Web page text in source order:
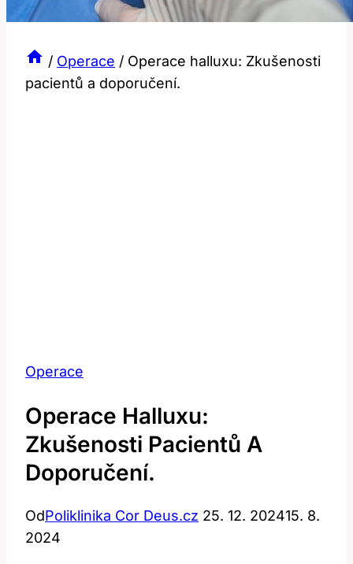
/ Operace / Operace halluxu: Zkušenosti
pacientů a doporučení.
Operace
Operace Halluxu:
Zkušenosti Pacientů A
Doporučení.
OdPoliklinika Cor Deus.cz 25. 12. 202415. 8.
2024